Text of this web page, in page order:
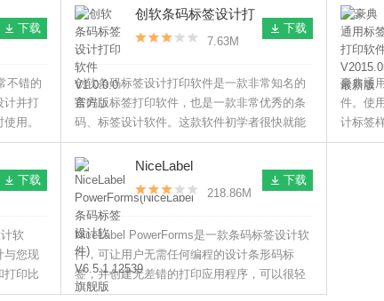
下载
不错的
计并打
用。
创软条码标签设计打
印软件 V1.0.0.0 官方
7.63M
下载
创软条码标签设计打印软件是一款非常知名的
条码、标签打印软件，也是一款非常优秀的条
码、标签设计软件。这款软件初学者很快就能
上手使用，可进行复杂的标签设计和条形码设
计，支持导入图形图像并能生成多种复杂的序
列号。
豪典通
件。使
计标签
印标签
下载
软
与您现
打印比
接到现
NiceLabel
PowerForms(NiceLabel
条码标签设计软件)
218.86M
下载
NiceLabel PowerForms是一款条码标签设计软
件，可让用户无需任何编程的设计条形码标
签，并创建无差错的打印应用程序，可以很轻
松地将打印接口与企业和用户需求相适应。